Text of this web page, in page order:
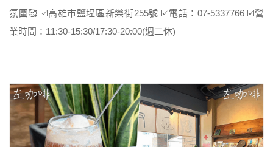
氛圍🥰 ☑️高雄市鹽埕區新樂街255號 ☑️電話：07-5337766 ☑️營
業時間：11:30-15:30/17:30-20:00(週二休)